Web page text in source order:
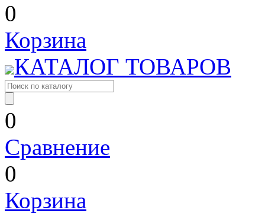
0
Корзина
КАТАЛОГ ТОВАРОВ
0
Сравнение
0
Корзина